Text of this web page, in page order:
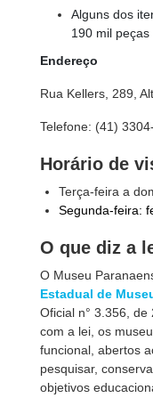
Alguns dos
190 mil
Endereço
Rua Kellers, 289,
Telefone: (41)
Horário de
Terça-feira a
Segunda-feira:
O que diz a
O Museu
Estadual de
Oficial n° 3.356,
com a lei, os
funcional, abertos
pesquisar,
objetivos